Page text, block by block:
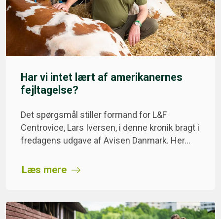
Har vi intet lært af amerikanernes
fejltagelse?
Det spørgsmål stiller formand for L&F
Centrovice, Lars Iversen, i denne kronik bragt i
fredagens udgave af Avisen Danmark. Her…
Læs mere